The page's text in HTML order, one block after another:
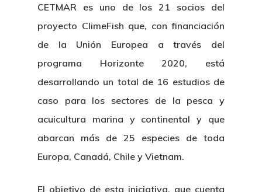
CETMAR es uno de los 21 socios del
proyecto ClimeFish que, con financiación
de la Unión Europea a través del
programa Horizonte 2020, está
desarrollando un total de 16 estudios de
caso para los sectores de la pesca y
acuicultura marina y continental y que
abarcan más de 25 especies de toda
Europa, Canadá, Chile y Vietnam.
El objetivo de esta iniciativa, que cuenta